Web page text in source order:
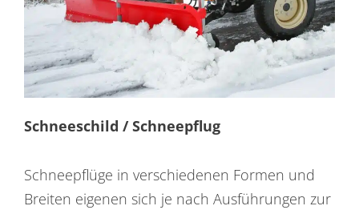
Schneeschild / Schneepflug
Schneepflüge in verschiedenen Formen und
Breiten eigenen sich je nach Ausführungen zur